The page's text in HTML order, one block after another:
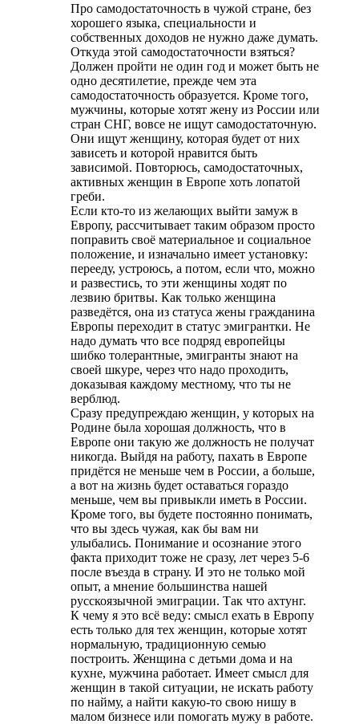
Про самодостаточность в чужой стране, без
хорошего языка, специальности и
собственных доходов не нужно даже думать.
Откуда этой самодостаточности взяться?
Должен пройти не один год и может быть не
одно десятилетие, прежде чем эта
самодостаточность образуется. Кроме того,
мужчины, которые хотят жену из России или
стран СНГ, вовсе не ищут самодостаточную.
Они ищут женщину, которая будет от них
зависеть и которой нравится быть
зависимой. Повторюсь, самодостаточных,
активных женщин в Европе хоть лопатой
греби.
Если кто-то из желающих выйти замуж в
Европу, рассчитывает таким образом просто
поправить своё материальное и социальное
положение, и изначально имеет установку:
перееду, устроюсь, а потом, если что, можно
и развестись, то эти женщины ходят по
лезвию бритвы. Как только женщина
разведётся, она из статуса жены гражданина
Европы переходит в статус эмигрантки. Не
надо думать что все подряд европейцы
шибко толерантные, эмигранты знают на
своей шкуре, через что надо проходить,
доказывая каждому местному, что ты не
верблюд.
Сразу предупреждаю женщин, у которых на
Родине была хорошая должность, что в
Европе они такую же должность не получат
никогда. Выйдя на работу, пахать в Европе
придётся не меньше чем в России, а больше,
а вот на жизнь будет оставаться гораздо
меньше, чем вы привыкли иметь в России.
Кроме того, вы будете постоянно понимать,
что вы здесь чужая, как бы вам ни
улыбались. Понимание и осознание этого
факта приходит тоже не сразу, лет через 5-6
после въезда в страну. И это не только мой
опыт, а мнение большинства нашей
русскоязычной эмиграции. Так что ахтунг.
К чему я это всё веду: смысл ехать в Европу
есть только для тех женщин, которые хотят
нормальную, традиционную семью
построить. Женщина с детьми дома и на
кухне, мужчина работает. Имеет смысл для
женщин в такой ситуации, не искать работу
по найму, а найти какую-то свою нишу в
малом бизнесе или помогать мужу в работе.